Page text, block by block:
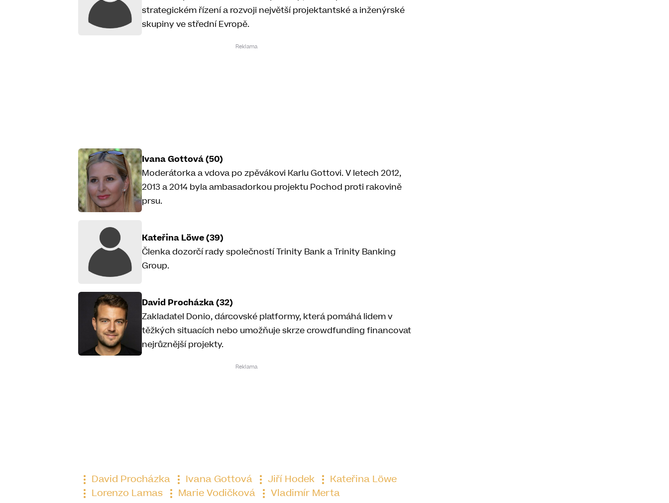
strategickém řízení a rozvoji největší projektantské a inženýrské
skupiny ve střední Evropě.
Ivana Gottová (50)
Moderátorka a vdova po zpěvákovi Karlu Gottovi. V letech 2012,
2013 a 2014 byla ambasadorkou projektu Pochod proti rakovině
prsu.
Kateřina Löwe (39)
Členka dozorčí rady společností Trinity Bank a Trinity Banking
Group.
David Procházka (32)
Zakladatel Donio, dárcovské platformy, která pomáhá lidem v
těžkých situacích nebo umožňuje skrze crowdfunding financovat
nejrůznější projekty.
David Procházka Ivana Gottová Jiří Hodek
Kateřina Löwe
Lorenzo Lamas
Marie Vodičková Vladimír Merta